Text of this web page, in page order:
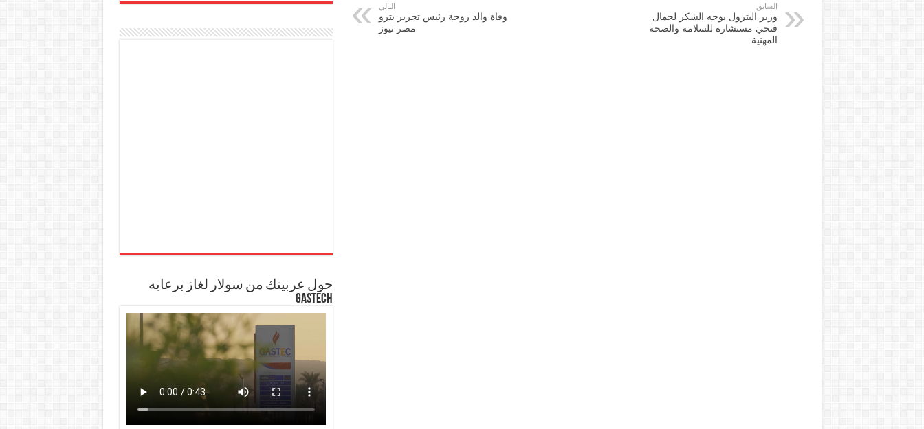
السابق
وزير البترول يوجه الشكر لجمال
فتحي مستشاره للسلامه والصحة
المهنية
التالي
وفاة والد زوجة رئيس تحرير بترو
مصر نيوز
حول عربيتك من سولار لغاز برعايه
GASTECH